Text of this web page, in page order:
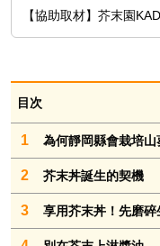
【協助取材】芥末園
目次
1 為何靜岡縣會栽培山
2 芥末丼誕生的契機
3 享用芥末丼！先磨